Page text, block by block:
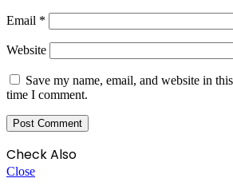
Email *
Website
Save my name, email, and website in
time I comment.
Check Also
Close